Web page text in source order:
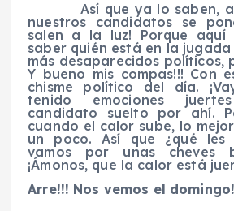
Así que ya lo saben,
nuestros candidatos se
salen a la luz! Porque aquí
saber quién está en la jugada
más desaparecidos políticos,
Y bueno mis compas!!! Con
chisme político del día.
tenido emociones
candidato suelto por ahí.
cuando el calor sube, lo
un poco. Así que ¿qué les
vamos por unas cheves
¡Ámonos, que la calor está
Arre!!! Nos vemos el